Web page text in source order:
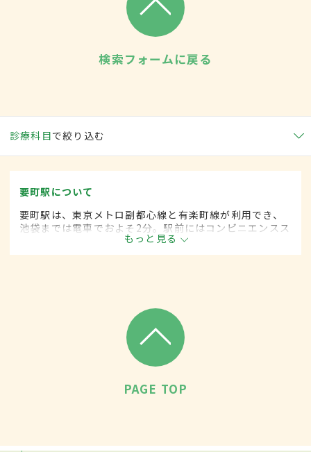
検索フォームに戻る
診療科目で絞り込む
要町駅について
要町駅は、東京メトロ副都心線と有楽町線が利用でき、
池袋までは電車でおよそ2分。駅前にはコンビニエンスス
トアやファミリーレストラン、定食屋など飲食関係の店
が充実している。周辺は歩道が整備されている道が多
もっと見る
PAGE TOP